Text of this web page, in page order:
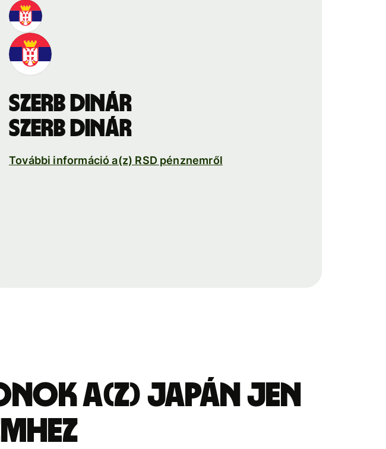
szerb dinár
szerb dinár
További információ a(z) RSD pénznemről
a(z) japán jen